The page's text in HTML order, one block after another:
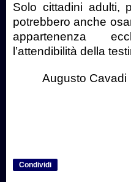
Solo cittadini adulti,
potrebbero anche
appartenenza
l’attendibilità della
Augusto Cavadi
Condividi